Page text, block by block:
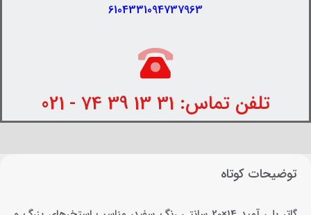
6104331094737963
تلفن تماس: 31 13 39 74 - 021
توضیحات کوتاه